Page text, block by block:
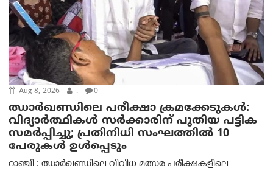
Aug 8, 2026 . 0
ഝാര്‍ഖണ്ഡിലെ പരീക്ഷാ ക്രമക്കേടുകള്‍:
വിദ്യാർത്ഥികൾ സർക്കാരിന് പുതിയ പട്ടിക
സമർപ്പിച്ചു; പ്രതിനിധി സംഘത്തിൽ 10
പേരുകൾ ഉൾപ്പെടും
റാഞ്ചി : ഝാർഖണ്ഡിലെ വിവിധ മത്സര പരീക്ഷകളിലെ